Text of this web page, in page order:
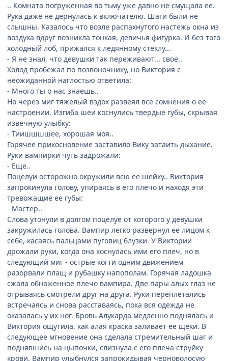
.. Комната погруженная во тьму уже давно не смущала ее.
Рука даже не дернулась к включателю. Шаги были не
слышны. Казалось что возле распахнутого настежь окна из
воздуха вдруг возникла тонкая, девичья фигурка. И без того
холодный лоб, прижался к ледянному стеклу...
- Я не знал, что девушки так переживают... свое..
Холод пробежал по позвоночнику, но Виктория с
неожиданной наглостью ответила:
- Много ты о нас знаешь..
Но через миг тяжелый вздох развеял все сомнения о ее
настроении. Изгиба шеи коснулись твердые губы, скрывая
извечную улыбку:
- Тиишшшшее, хорошая моя..
Горячее прикосновение заставило Вику затаить дыхание.
Руки вампирки чуть задрожали:
- Еще..
Поцелуи осторожно окружили всю ее шейку.. Виктория
запрокинула голову, упираясь в его плечо и находя эти
тревожащие ее губы:
- Мастер..
Слова утонули в долгом поцелуе от которого у девушки
закружилась голова. Вампир легко развернул ее лицом к
себе, касаясь пальцами пуговиц блузки. У Виктории
дрожали руки, когда она коснулась ими его плеч, но в
следующий миг - острые когти одним движением
разорвали плащ и рубашку напополам. Горячая ладошка
сжала обнаженное плечо вампира. Две пары алых глаз не
отрываясь смотрели друг на друга. Руки переплетались
встречаясь и снова расставаясь, пока вся одежда не
оказалась у их ног. Бровь Алукарда медленно поднялась и
Виктория ощутила, как алая краска заливает ее щеки. В
следующее мгновение она сделала стремительный шаг и
поднявшись на цыпочки, слизнула с его плеча струйку
крови. Вампир улыбнулся запрокидывая черноволосую